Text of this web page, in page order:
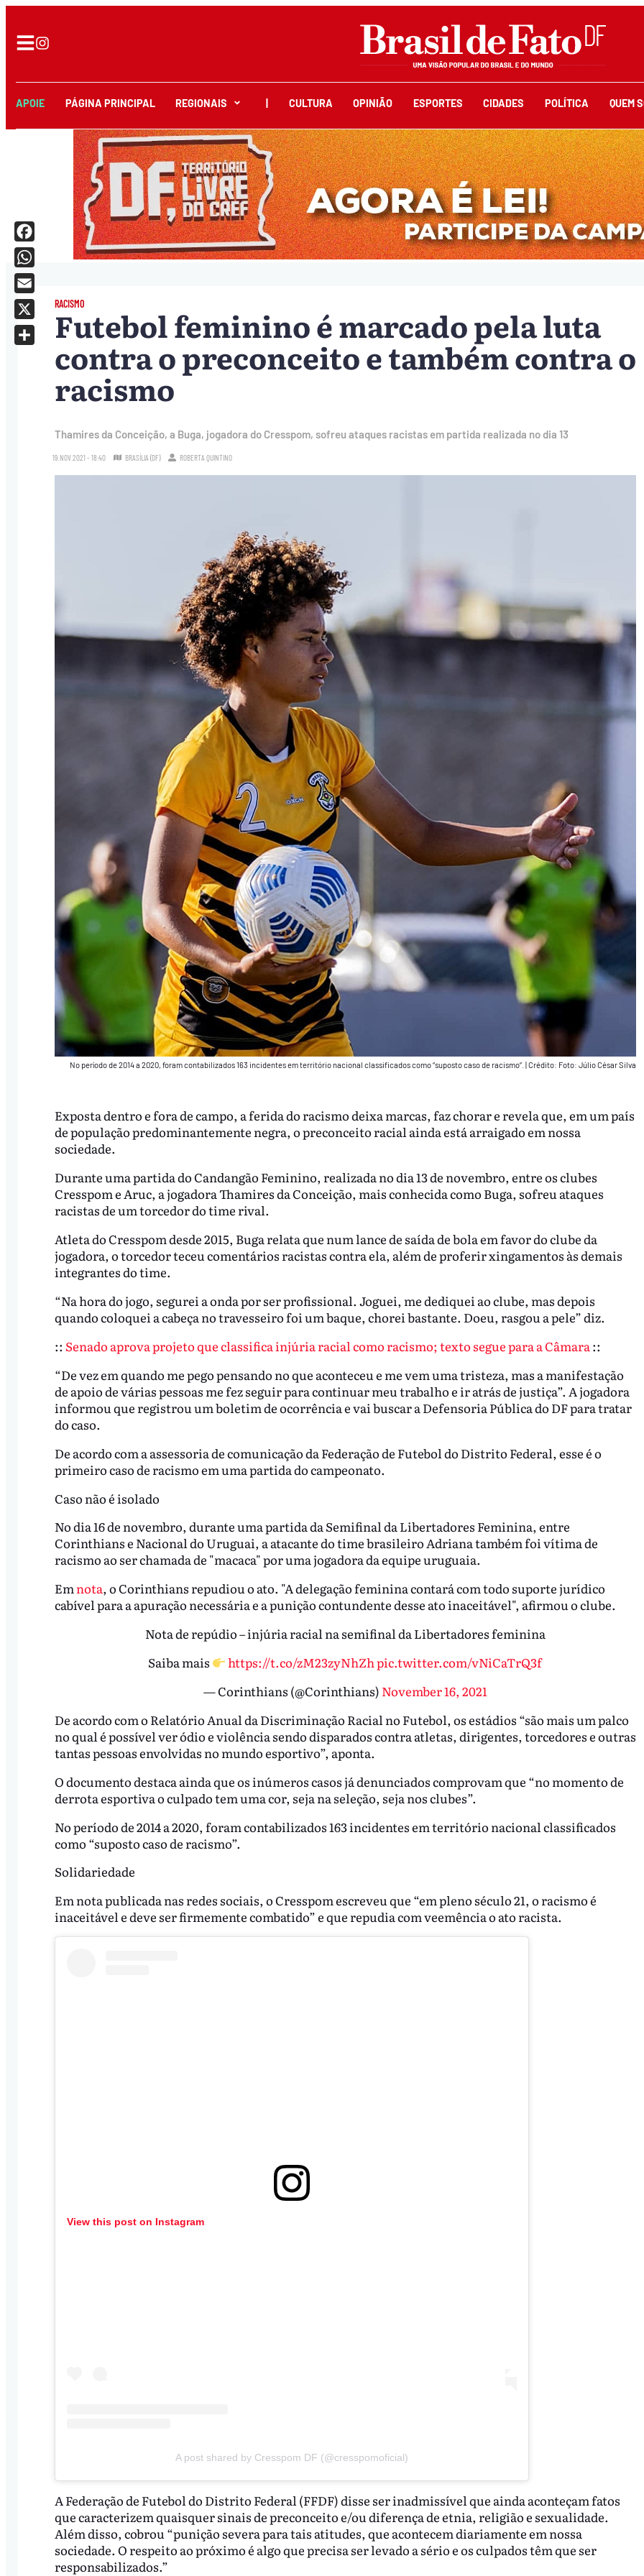
APOIE PÁGINA PRINCIPAL REGIONAIS CULTURA OPINIÃO ESPORTES CIDADES POLÍTICA QUEM
RACISMO
Futebol feminino é marcado pela luta
contra o preconceito e também contra o
racismo
Thamires da Conceição, a Buga, jogadora do Cresspom, sofreu ataques racistas em partida realizada no dia 13
19.NOV.2021 - 18:40 BRASÍLIA (DF) ROBERTA QUINTINO
No período de 2014 a 2020, foram contabilizados 163 incidentes em território nacional classificados como “suposto caso de racismo”. |Crédito: Foto: Júlio César Silva
Exposta dentro e fora de campo, a ferida do racismo deixa marcas, faz chorar e revela que, em um país
de população predominantemente negra, o preconceito racial ainda está arraigado em nossa
sociedade.
Durante uma partida do Candangão Feminino, realizada no dia 13 de novembro, entre os clubes
Cresspom e Aruc, a jogadora Thamires da Conceição, mais conhecida como Buga, sofreu ataques
racistas de um torcedor do time rival.
Atleta do Cresspom desde 2015, Buga relata que num lance de saída de bola em favor do clube da
jogadora, o torcedor teceu comentários racistas contra ela, além de proferir xingamentos às demais
integrantes do time.
“Na hora do jogo, segurei a onda por ser profissional. Joguei, me dediquei ao clube, mas depois
quando coloquei a cabeça no travesseiro foi um baque, chorei bastante. Doeu, rasgou a pele” diz.
:: Senado aprova projeto que classifica injúria racial como racismo; texto segue para a Câmara ::
“De vez em quando me pego pensando no que aconteceu e me vem uma tristeza, mas a manifestação
de apoio de várias pessoas me fez seguir para continuar meu trabalho e ir atrás de justiça”. A jogadora
informou que registrou um boletim de ocorrência e vai buscar a Defensoria Pública do DF para tratar
do caso.
De acordo com a assessoria de comunicação da Federação de Futebol do Distrito Federal, esse é o
primeiro caso de racismo em uma partida do campeonato.
Caso não é isolado
No dia 16 de novembro, durante uma partida da Semifinal da Libertadores Feminina, entre
Corinthians e Nacional do Uruguai, a atacante do time brasileiro Adriana também foi vítima de
racismo ao ser chamada de "macaca" por uma jogadora da equipe uruguaia.
Emnota, o Corinthians repudiou o ato. "A delegação feminina contará com todo suporte jurídico
cabível para a apuração necessária e a punição contundente desse ato inaceitável", afirmou o clube.
Nota de repúdio – injúria racial na semifinal da Libertadores feminina
Saiba mais
https://t.co/zM23zyNhZhpic.twitter.com/vNiCaTrQ3f
— Corinthians (@Corinthians) November 16, 2021
De acordo com o Relatório Anual da Discriminação Racial no Futebol, os estádios “são mais um palco
no qual é possível ver ódio e violência sendo disparados contra atletas, dirigentes, torcedores e outras
tantas pessoas envolvidas no mundo esportivo”, aponta.
O documento destaca ainda que os inúmeros casos já denunciados comprovam que “no momento de
derrota esportiva o culpado tem uma cor, seja na seleção, seja nos clubes”.
No período de 2014 a 2020, foram contabilizados 163 incidentes em território nacional classificados
como “suposto caso de racismo”.
Solidariedade
Em nota publicada nas redes sociais, o Cresspom escreveu que “em pleno século 21, o racismo é
inaceitável e deve ser firmemente combatido” e que repudia com veemência o ato racista.
View this post on Instagram
A post shared by Cresspom DF (@cresspomoficial)
A Federação de Futebol do Distrito Federal (FFDF) disse ser inadmissível que ainda aconteçam fatos
que caracterizem quaisquer sinais de preconceito e/ou diferença de etnia, religião e sexualidade.
Além disso, cobrou “punição severa para tais atitudes, que acontecem diariamente em nossa
sociedade. O respeito ao próximo é algo que precisa ser levado a sério e os culpados têm que ser
responsabilizados.”
Facebook
WhatsApp
Email
X